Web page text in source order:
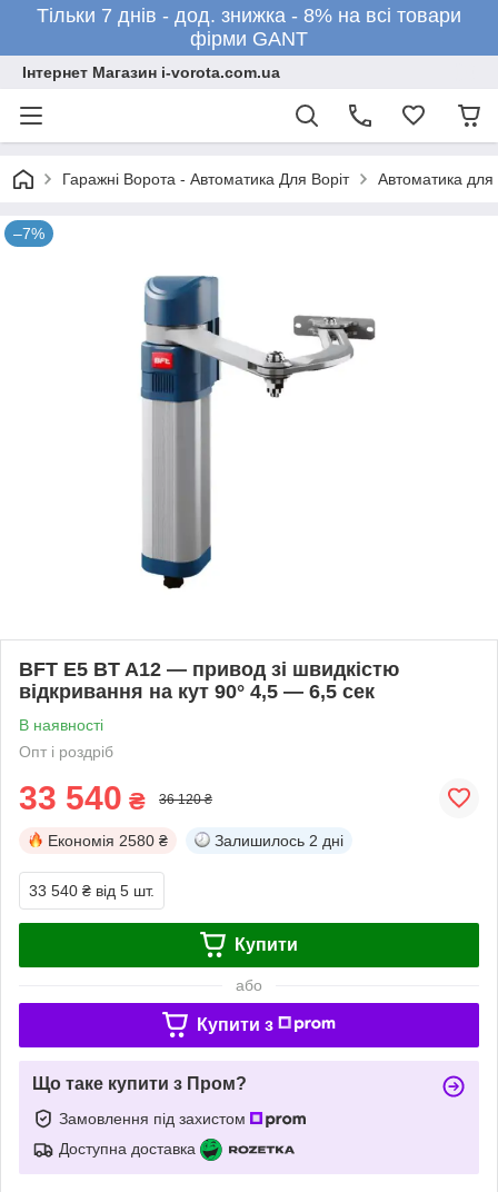
Тільки 7 днів - дод. знижка - 8% на всі товари
фірми GANT
Інтернет Магазин i-vorota.com.ua
Гаражні Ворота - Автоматика Для Воріт Автоматика для
–7%
BFT E5 BT A12 — привод зі швидкістю
відкривання на кут 90° 4,5 — 6,5 сек
В наявності
Опт і роздріб
33 540 ₴ 36 120 ₴
Економія 2580 ₴ Залишилось 2 дні
33 540 ₴ від 5 шт.
Купити
або
Купити з
Що таке купити з Пром?
Замовлення під захистом
Доступна доставка